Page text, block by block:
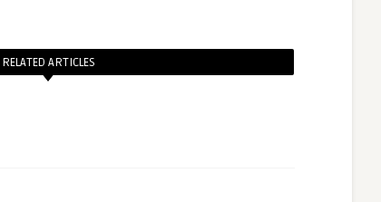
RELATED ARTICLES